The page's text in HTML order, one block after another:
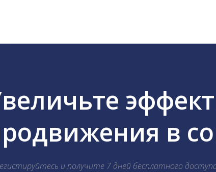
в
и получите 7 дней бесплатного